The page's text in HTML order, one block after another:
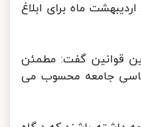
که از اردیبهشت ماه برای ابلاغ
قوانین گفت: مطمئن
جامعه محسوب می